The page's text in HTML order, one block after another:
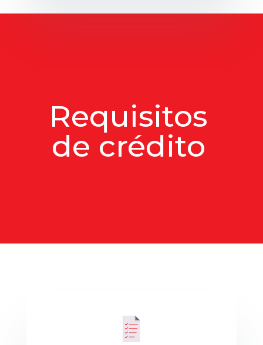
Requisitos
de crédito